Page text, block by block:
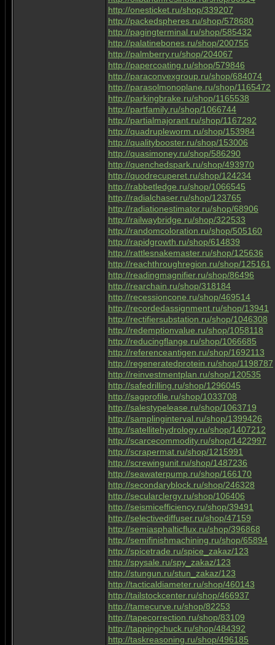
http://onesticket.ru/shop/339207
http://packedspheres.ru/shop/578680
http://pagingterminal.ru/shop/585432
http://palatinebones.ru/shop/200755
http://palmberry.ru/shop/204067
http://papercoating.ru/shop/579846
http://paraconvexgroup.ru/shop/684074
http://parasolmonoplane.ru/shop/1165472
http://parkingbrake.ru/shop/1165538
http://partfamily.ru/shop/1066744
http://partialmajorant.ru/shop/1167292
http://quadrupleworm.ru/shop/153984
http://qualitybooster.ru/shop/153006
http://quasimoney.ru/shop/586290
http://quenchedspark.ru/shop/493970
http://quodrecuperet.ru/shop/124234
http://rabbetledge.ru/shop/1066545
http://radialchaser.ru/shop/123765
http://radiationestimator.ru/shop/68906
http://railwaybridge.ru/shop/322533
http://randomcoloration.ru/shop/505160
http://rapidgrowth.ru/shop/614839
http://rattlesnakemaster.ru/shop/125636
http://reachthroughregion.ru/shop/125161
http://readingmagnifier.ru/shop/86496
http://rearchain.ru/shop/318184
http://recessioncone.ru/shop/469514
http://recordedassignment.ru/shop/13941
http://rectifiersubstation.ru/shop/1046308
http://redemptionvalue.ru/shop/1058118
http://reducingflange.ru/shop/1066685
http://referenceantigen.ru/shop/1692113
http://regeneratedprotein.ru/shop/1198787
http://reinvestmentplan.ru/shop/120535
http://safedrilling.ru/shop/1296045
http://sagprofile.ru/shop/1033708
http://salestypelease.ru/shop/1063719
http://samplinginterval.ru/shop/1399426
http://satellitehydrology.ru/shop/1407212
http://scarcecommodity.ru/shop/1422997
http://scrapermat.ru/shop/1215991
http://screwingunit.ru/shop/1487236
http://seawaterpump.ru/shop/166170
http://secondaryblock.ru/shop/246328
http://secularclergy.ru/shop/106406
http://seismicefficiency.ru/shop/39491
http://selectivediffuser.ru/shop/47159
http://semiasphalticflux.ru/shop/396868
http://semifinishmachining.ru/shop/65894
http://spicetrade.ru/spice_zakaz/123
http://spysale.ru/spy_zakaz/123
http://stungun.ru/stun_zakaz/123
http://tacticaldiameter.ru/shop/460143
http://tailstockcenter.ru/shop/466937
http://tamecurve.ru/shop/82253
http://tapecorrection.ru/shop/83109
http://tappingchuck.ru/shop/484392
http://taskreasoning.ru/shop/496185